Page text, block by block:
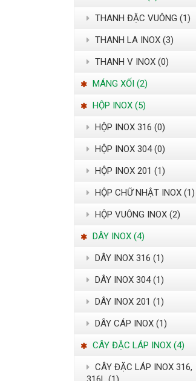
THANH ĐẶC VUÔNG (1)
THANH LA INOX (3)
THANH V INOX (0)
MÁNG XỐI (2)
HỘP INOX (5)
HỘP INOX 316 (0)
HỘP INOX 304 (0)
HỘP INOX 201 (1)
HỘP CHỮ NHẬT INOX (1)
HỘP VUÔNG INOX (2)
DÂY INOX (4)
DÂY INOX 316 (1)
DÂY INOX 304 (1)
DÂY INOX 201 (1)
DÂY CÁP INOX (1)
CÂY ĐẶC LÁP INOX (4)
CÂY ĐẶC LÁP INOX 316,